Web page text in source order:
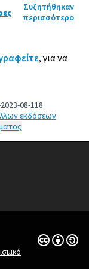
Συζητήθηκαν
περισσότερο
, για να
08-118
εκδόσεων
Facebook
στο YouTube
.
Άδεια
(Εξωτερική